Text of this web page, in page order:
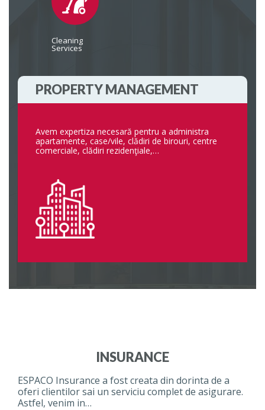
Cleaning
Services
PROPERTY MANAGEMENT
Avem expertiza necesară pentru a administra
apartamente, case/vile, clădiri de birouri, centre
comerciale, clădiri rezidenţiale,…
INSURANCE
ESPACO Insurance a fost creata din dorinta de a
oferi clientilor sai un serviciu complet de asigurare.
Astfel, venim in…